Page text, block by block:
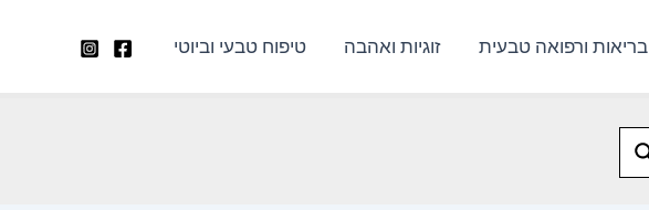
בריאות ורפואה טבעית זוגיות ואהבה טיפוח טבעי וביוטי